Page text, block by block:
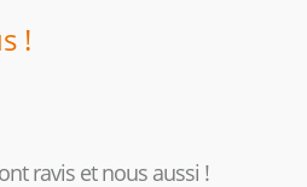
!
ravis et nous aussi !